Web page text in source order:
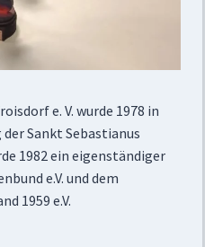
e. V. wurde 1978 in
Sankt Sebastianus
1982 ein eigenständiger
e.V. und dem
1959 e.V.